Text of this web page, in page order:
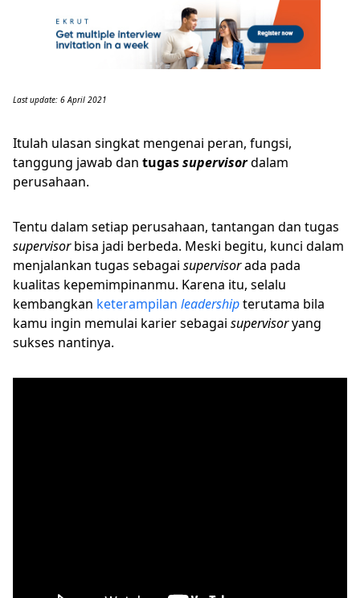
Last update: 6 April 2021
Itulah ulasan singkat mengenai peran, fungsi,
tanggung jawab dan tugassupervisordalam
perusahaan.
Tentu dalam setiap perusahaan, tantangan dan tugas
supervisorbisa jadi berbeda. Meski begitu, kunci dalam
menjalankan tugas sebagai supervisorada pada
kualitas kepemimpinanmu. Karena itu, selalu
kembangkan keterampilan leadershipterutama bila
kamu ingin memulai karier sebagai supervisoryang
sukses nantinya.